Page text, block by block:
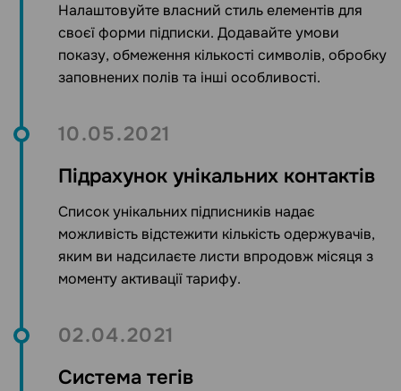
Налаштовуйте власний стиль елементів для
своєї форми підписки. Додавайте умови
показу, обмеження кількості символів, обробку
заповнених полів та інші особливості.
10.05.2021
Підрахунок унікальних контактів
Список унікальних підписників надає
можливість відстежити кількість одержувачів,
яким ви надсилаєте листи впродовж місяця з
моменту активації тарифу.
02.04.2021
Система тегів